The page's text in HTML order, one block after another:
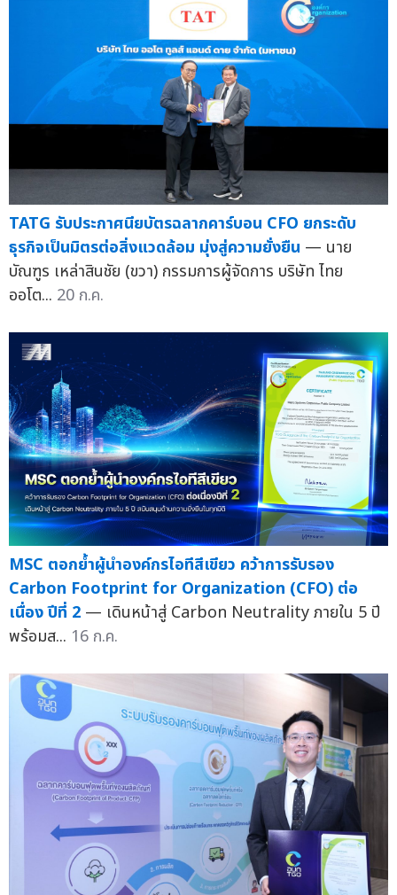
TATG รับประกาศนียบัตรฉลากคาร์บอน CFO ยกระดับ
ธุรกิจเป็นมิตรต่อสิ่งแวดล้อม มุ่งสู่ความยั่งยืน — นาย
บัณฑูร เหล่าสินชัย (ขวา) กรรมการผู้จัดการ บริษัท ไทย
ออโต... 20 ก.ค.
MSC ตอกย้ำผู้นำองค์กรไอทีสีเขียว คว้าการรับรอง
Carbon Footprint for Organization (CFO) ต่อ
เนื่อง ปีที่ 2 — เดินหน้าสู่ Carbon Neutrality ภายใน 5 ปี
พร้อมส... 16 ก.ค.